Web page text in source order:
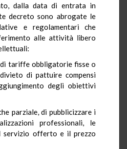
dalla data di entrata in
decreto sono abrogate le
e regolamentari che
alle attività libero
tariffe obbligatorie fisse o
di pattuire compensi
degli obiettivi
parziale, di pubblicizzare i
professionali, le
servizio offerto e il prezzo